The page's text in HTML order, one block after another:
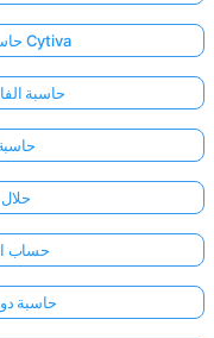
حاسبة معدل التدفق المجانية من Cytiva
حاسبة
حساب
حاسبة